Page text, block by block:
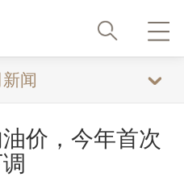
闻
价，今年首次